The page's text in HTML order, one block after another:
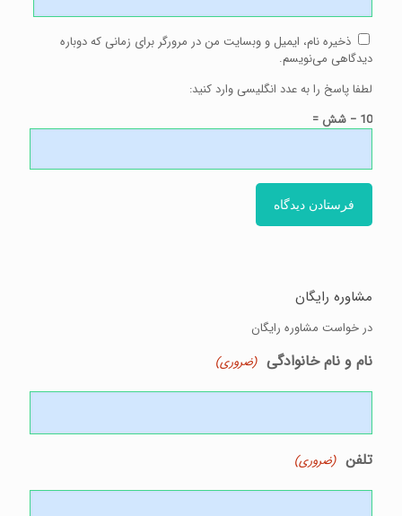
ذخیره نام، ایمیل و وبسایت من در مرورگر برای زمانی که دوباره
دیدگاهی می‌نویسم.
لطفا پاسخ را به عدد انگلیسی وارد کنید:
10 − شش =
مشاوره رایگان
در خواست مشاوره رایگان
نام و نام خانوادگی (ضروری)
تلفن (ضروری)